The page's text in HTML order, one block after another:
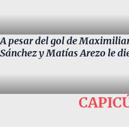
A pesar del gol de
Sánchez y Matías Arezo le